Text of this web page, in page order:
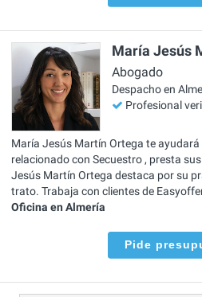
María Jesús
Abogado
Despacho en
Profesional
María Jesús Martín Ortega te
relacionado con Secuestro , presta
Jesús Martín Ortega destaca por su
trato. Trabaja con clientes de
Oficina en Almería
Pide